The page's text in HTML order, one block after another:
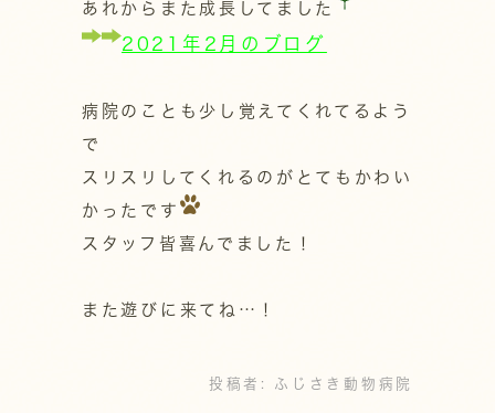
あれからまた成長してました
2021年2月のブログ
病院のことも少し覚えてくれてるよう
で
スリスリしてくれるのがとてもかわい
かったです
スタッフ皆喜んでました！
また遊びに来てね…！
投稿者: ふじさき動物病院